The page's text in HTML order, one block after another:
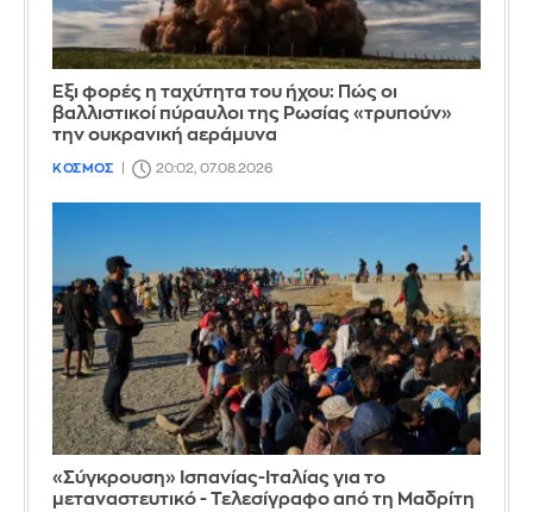
Έξι φορές η ταχύτητα του ήχου: Πώς οι
βαλλιστικοί πύραυλοι της Ρωσίας «τρυπούν»
την ουκρανική αεράμυνα
ΚΟΣΜΟΣ 20:02, 07.08.2026
«Σύγκρουση» Ισπανίας-Ιταλίας για το
μεταναστευτικό - Τελεσίγραφο από τη Μαδρίτη